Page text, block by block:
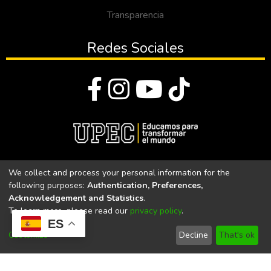
ES
Transparencia
Redes Sociales
Universidad Politécnica Estatal del Carchi
Universidad Politécnica Estatal del Carchi | Acreditada por el
CACES Resolución N°. 160-SE-33-CACES-2020
We collect and process your personal information for the
following purposes: Authentication, Preferences,
Acknowledgement and Statistics.
To learn more, please read our privacy policy.
Customize Decline That's ok